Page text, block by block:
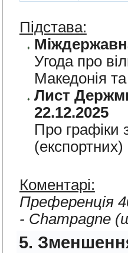
Підстава:
Угода про
Македонiя
Лист
22.12.2025
Про графiки
Коментарі:
Преференція
- Сhampagne
5.